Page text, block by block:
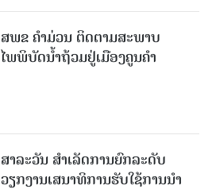
ສ​ພ​ຂ ຄໍາມ່ວນ ຕິດຕາມສະພາບ
ໄພພິບັດນໍ້າຖ້ວມຢູ່ເມືອງຄູນຄໍາ
ສາລະວັນ ສໍາເລັດການຍົກລະດັບ
ວຽກງານເສນາທິການຮັບໃຊ້ການນໍາ